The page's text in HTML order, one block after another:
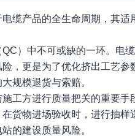
缆产品的全生命周期，其
）中不可或缺的一环。电
，更是为了优化挤出工艺
规模退货与索赔。
工方进行质量把关的重要
货物进场验收时，进行抽
的建设质量风险。